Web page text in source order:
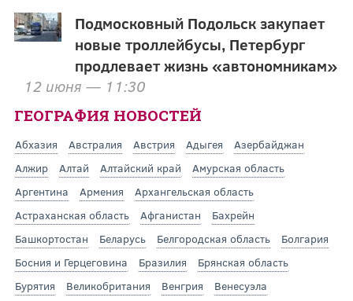
Подмосковный Подольск закупает
новые троллейбусы, Петербург
продлевает жизнь «автономникам»
12 июня — 11:30
ГЕОГРАФИЯ НОВОСТЕЙ
Абхазия Австралия Австрия Адыгея
Азербайджан
Алжир
Алтай Алтайский край
Амурская область
Аргентина
Армения
Архангельская область
Астраханская область
Афганистан
Бахрейн
Башкортостан
Беларусь Белгородская область
Болгария
Босния и Герцеговина
Бразилия
Брянская область
Бурятия
Великобритания Венгрия
Венесуэла